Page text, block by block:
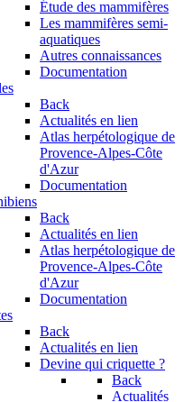
Étude des mammifères
Les mammifères semi-
aquatiques
Autres connaissances
Documentation
Back
Actualités en lien
Atlas herpétologique de
Provence-Alpes-Côte
d'Azur
Documentation
Back
Actualités en lien
Atlas herpétologique de
Provence-Alpes-Côte
d'Azur
Documentation
Back
Actualités en lien
Devine qui criquette ?
Back
Actualités